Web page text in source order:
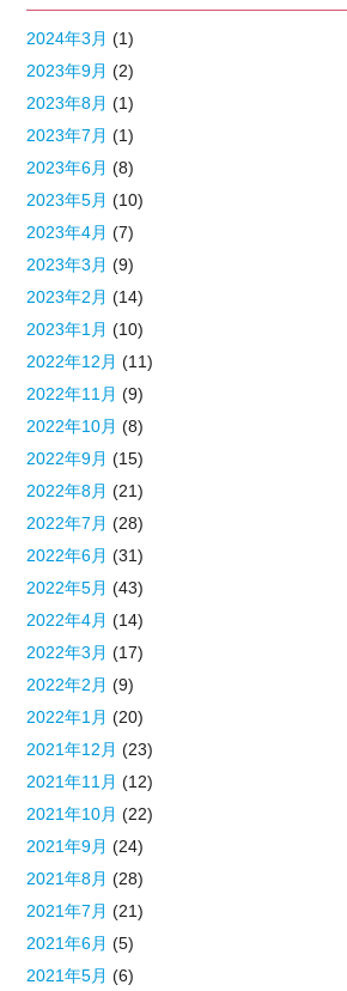
2024年3月 (1)
2023年9月 (2)
2023年8月 (1)
2023年7月 (1)
2023年6月 (8)
2023年5月 (10)
2023年4月 (7)
2023年3月 (9)
2023年2月 (14)
2023年1月 (10)
2022年12月 (11)
2022年11月 (9)
2022年10月 (8)
2022年9月 (15)
2022年8月 (21)
2022年7月 (28)
2022年6月 (31)
2022年5月 (43)
2022年4月 (14)
2022年3月 (17)
2022年2月 (9)
2022年1月 (20)
2021年12月 (23)
2021年11月 (12)
2021年10月 (22)
2021年9月 (24)
2021年8月 (28)
2021年7月 (21)
2021年6月 (5)
2021年5月 (6)